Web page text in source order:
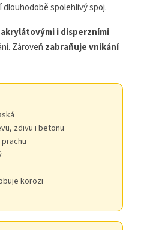
spolehlivý spoj.
i disperzními
Zároveň zabraňuje vnikání
zdivu i betonu
korozi